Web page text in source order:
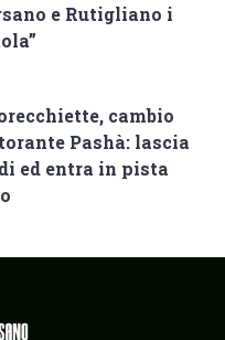
e Rutigliano i
cambio
Pashà: lascia
ed entra in pista